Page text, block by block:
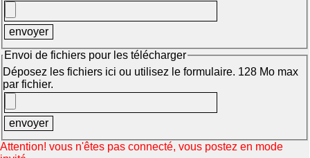
Envoi de fichiers pour les télécharger
Déposez les fichiers ici ou utilisez le formulaire. 128 Mo max
par fichier.
Attention! vous n'êtes pas connecté, vous postez en mode